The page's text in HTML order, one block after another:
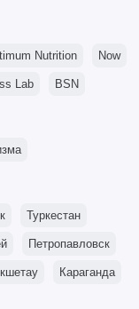
Nutrition Now
Lab BSN
Туркестан
Петропавловск
Караганда